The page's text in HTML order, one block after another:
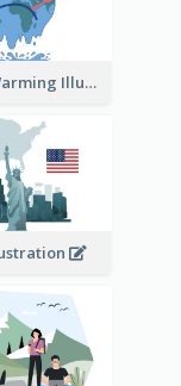
Global Warming Illustration